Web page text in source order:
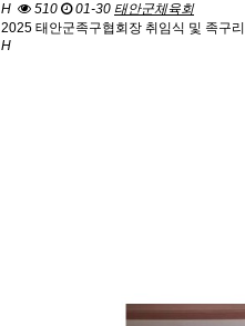
H
510 01-30 태안군체육회
2025 태안군족구협회장 취임식 및 족구
H